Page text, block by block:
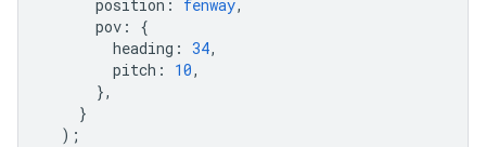
position : fenway,
pov :
{
heading : 34,
pitch : 10,
},
}
);